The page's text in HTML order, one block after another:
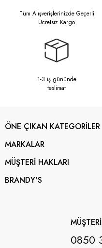
Tüm Alışverişlerinizde Geçerli
Ücretsiz Kargo
1-3 iş gününde
teslimat
ÖNE ÇIKAN KATEGORİLER
MARKALAR
MÜŞTERİ HAKLARI
BRANDY'S
0850